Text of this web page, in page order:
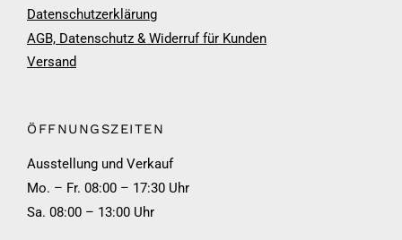
Datenschutzerklärung
AGB, Datenschutz & Widerruf für Kunden
Versand
ÖFFNUNGSZEITEN
Ausstellung und Verkauf
Mo. – Fr. 08:00 – 17:30 Uhr
Sa. 08:00 – 13:00 Uhr